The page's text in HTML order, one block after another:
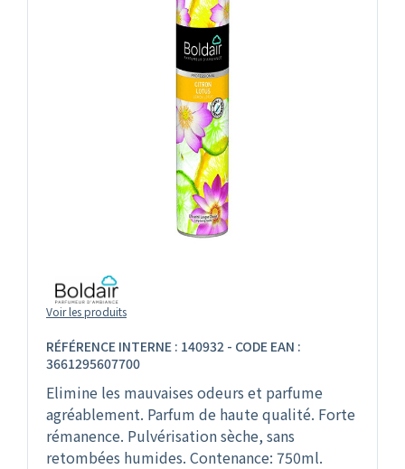
RÉFÉRENCE INTERNE : 140932 - CODE EAN :
3661295607700
Elimine les mauvaises odeurs et parfume
agréablement. Parfum de haute qualité. Forte
rémanence. Pulvérisation sèche, sans
retombées humides. Contenance: 750ml.
Voir les produits